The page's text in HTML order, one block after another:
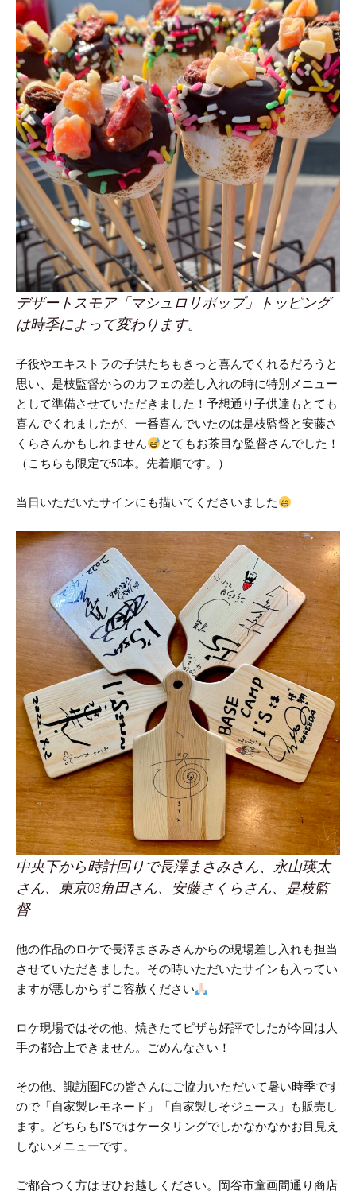
デザートスモア「マシュロリポップ」トッピング
は時季によって変わります。
子役やエキストラの子供たちもきっと喜んでくれるだろうと
思い、是枝監督からのカフェの差し入れの時に特別メニュー
として準備させていただきました！ 予想通り子供達もとても
喜んでくれましたが、一番喜んでいたのは是枝監督と安藤さ
くらさんかもしれません
とてもお茶目な監督さんでした！
（こちらも限定で50本。先着順です。）
当日いただいたサインにも描いてくださいました
中央下から時計回りで長澤まさみさん、永山瑛太
さん、東京03角田さん、安藤さくらさん、是枝監
督
他の作品のロケで長澤まさみさんからの現場差し入れも担当
させていただきました。 その時いただいたサインも入ってい
ますが悪しからずご容赦ください
ロケ現場ではその他、焼きたてピザも好評でしたが今回は人
手の都合上できません。ごめんなさい！
その他、諏訪圏FCの皆さんにご協力いただいて暑い時季です
ので「自家製レモネード」「自家製しそジュース」も販売し
ます。
どちらもI’Sではケータリングでしかなかなかお目見え
しないメニューです。
ご都合つく方はぜひお越しください。 岡谷市童画間通り商店